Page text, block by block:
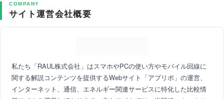
COMPANY
サイト運営会社概要
私たち「RAUL株式会社」はスマホやPCの使い方やモバイル回線に
関する解説コンテンツを提供するWebサイト「アプリポ」の運営、
インターネット、通信、エネルギー関連サービスに特化した比較情